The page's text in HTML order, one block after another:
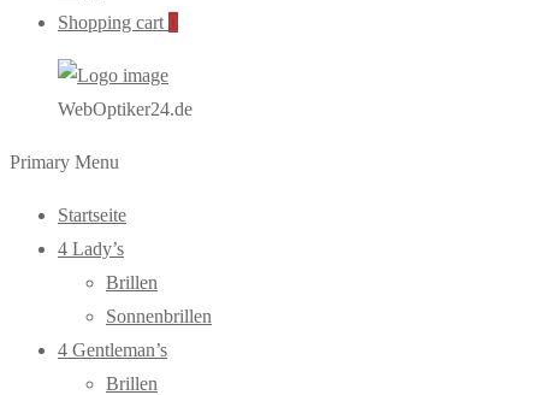
Shopping cart 0
WebOptiker24.de
Primary Menu
Startseite
4 Lady’s
Brillen
Sonnenbrillen
4 Gentleman’s
Brillen